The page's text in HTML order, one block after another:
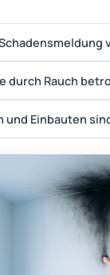
durch Rauch
und Einbauten